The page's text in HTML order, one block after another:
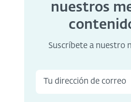
nuestros
Suscríbete a nuestro